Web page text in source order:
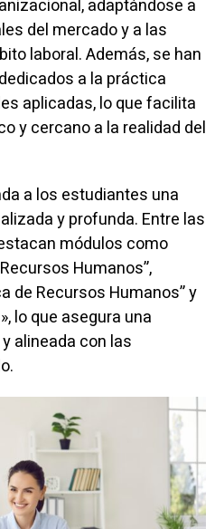
adaptándose a
del mercado y a las
laboral. Además, se han
a la práctica
aplicadas, lo que facilita
y cercano a la realidad del
a los estudiantes una
y profunda. Entre las
módulos como
Humanos”,
de Recursos Humanos” y
lo que asegura una
alineada con las